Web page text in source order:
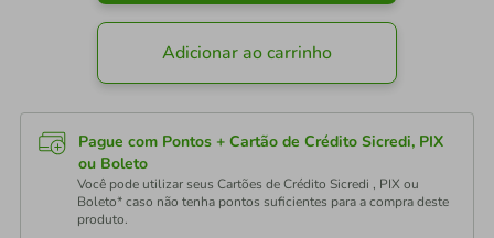
Adicionar ao carrinho
Pague com Pontos + Cartão de Crédito Sicredi, PIX
ou Boleto
Você pode utilizar seus Cartões de Crédito Sicredi , PIX ou
Boleto* caso não tenha pontos suficientes para a compra deste
produto.